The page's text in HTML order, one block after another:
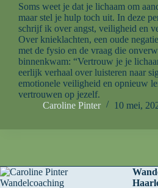
Soms weet je dat je lichaam om
maar stel je hulp toch uit. In deze
schrijf ik over angst, veiligheid en
Over knieklachten, een oude
met de fysio en de vraag die
binnenkwam: “Vertrouw je je
eerlijk verhaal over luisteren naar
emotionele veiligheid en opnieuw
vertrouwen op jezelf.
Caroline Pinter
10 mei,